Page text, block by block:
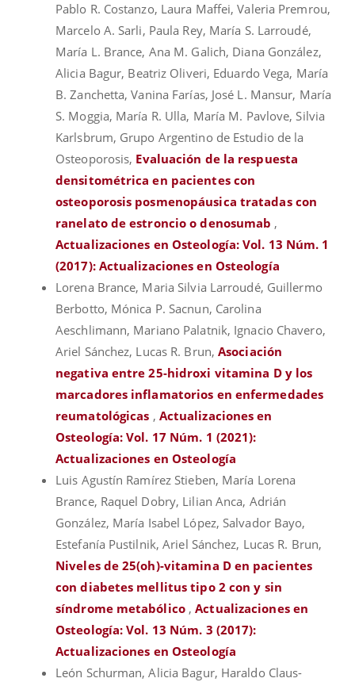
Pablo R. Costanzo, Laura Maffei, Valeria Premrou,
Marcelo A. Sarli, Paula Rey, María S. Larroudé,
María L. Brance, Ana M. Galich, Diana González,
Alicia Bagur, Beatriz Oliveri, Eduardo Vega, María
B. Zanchetta, Vanina Farías, José L. Mansur, María
S. Moggia, María R. Ulla, María M. Pavlove, Silvia
Karlsbrum, Grupo Argentino de Estudio de la
Osteoporosis, Evaluación de la respuesta
densitométrica en pacientes con
osteoporosis posmenopáusica tratadas con
ranelato de estroncio o denosumab ,
Actualizaciones en Osteología: Vol. 13 Núm. 1
(2017): Actualizaciones en Osteología
Lorena Brance, Maria Silvia Larroudé, Guillermo
Berbotto, Mónica P. Sacnun, Carolina
Aeschlimann, Mariano Palatnik, Ignacio Chavero,
Ariel Sánchez, Lucas R. Brun,Asociación
negativa entre 25-hidroxi vitamina D y los
marcadores inflamatorios en enfermedades
reumatológicas , Actualizaciones en
Osteología: Vol. 17 Núm. 1 (2021):
Actualizaciones en Osteología
Luis Agustín Ramírez Stieben, María Lorena
Brance, Raquel Dobry, Lilian Anca, Adrián
González, María Isabel López, Salvador Bayo,
Estefanía Pustilnik, Ariel Sánchez, Lucas R. Brun,
Niveles de 25(oh)-vitamina D en pacientes
con diabetes mellitus tipo 2 con y sin
síndrome metabólico ,Actualizaciones en
Osteología: Vol. 13 Núm. 3 (2017):
Actualizaciones en Osteología
León Schurman, Alicia Bagur, Haraldo Claus-